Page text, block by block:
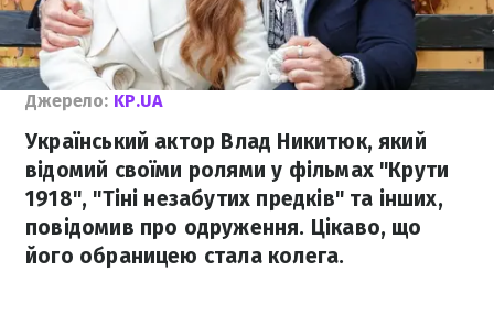
Джерело: KP.UA
Український актор Влад Никитюк, який
відомий своїми ролями у фільмах "Крути
1918", "Тіні незабутих предків" та інших,
повідомив про одруження. Цікаво, що
його обраницею стала колега.